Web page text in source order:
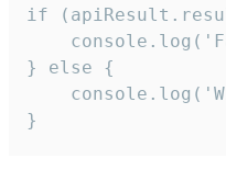
if
} else {
}